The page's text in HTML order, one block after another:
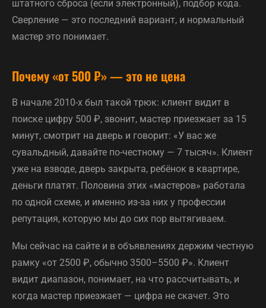
штатного сброса (если электронный), подбор кода.
Сверление — это последний вариант, и нормальный
мастер это понимает.
Почему «от 500 ₽» — это не цена
В начале 2010-х был такой трюк: клиент видит в
поиске цифру 500 ₽, звонит, мастер приезжает за 15
минут, смотрит на дверь и говорит: «У вас же
сувальдный, давайте по-честному — 7 тысяч». Клиент
уже на взводе, дверь закрыта, ребёнок в квартире,
деньги платят. Половина этих «мастеров» работала
по одной схеме, и именно из-за них у профессии
репутация, которую мы до сих пор вытягиваем.
Мы сейчас на сайте и в объявлениях держим честную
рамку «от 2500 ₽, обычно 3500–5500 ₽». Клиент
видит диапазон, понимает, на что рассчитывать, и
когда мастер приезжает — цифра не скачет. Это